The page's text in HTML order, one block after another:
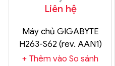
Liên hệ
Máy chủ GIGABYTE
H263-S62 (rev. AAN1)
Chính Hãng
Thêm vào So sánh